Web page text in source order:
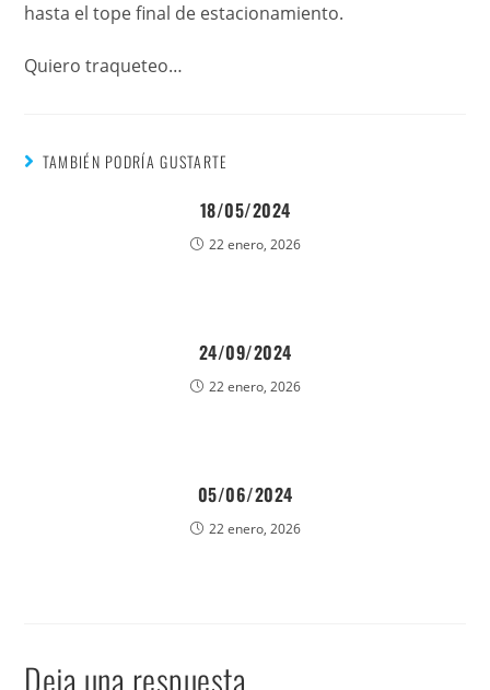
hasta el tope final de estacionamiento.
Quiero traqueteo…
TAMBIÉN PODRÍA GUSTARTE
18/05/2024
22 enero, 2026
24/09/2024
22 enero, 2026
05/06/2024
22 enero, 2026
Deja una respuesta